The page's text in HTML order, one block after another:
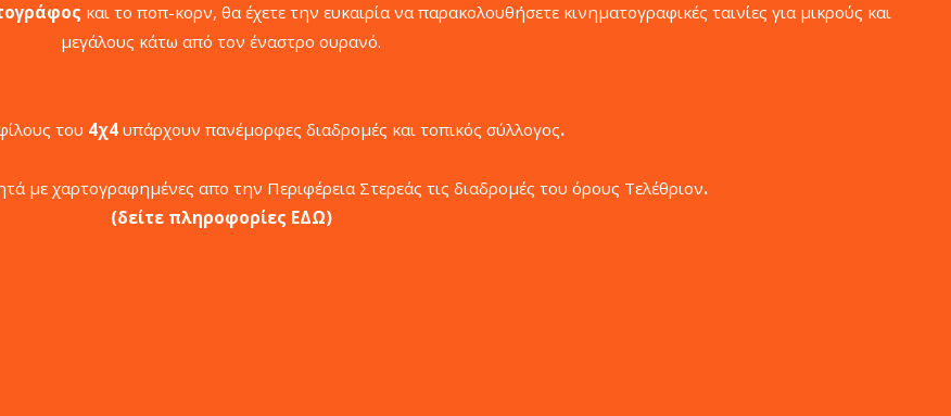
και το ποπ-κορν, θα έχετε την ευκαιρία να παρακολουθήσετε κινηματογραφικές ταινίες για μικρούς και
μεγάλους κάτω από τον έναστρο ουρανό.
του 4χ4 υπάρχουν πανέμορφες διαδρομές και τοπικός σύλλογος.
με χαρτογραφημένες απο την Περιφέρεια Στερεάς τις διαδρομές του όρους Τελέθριον.
(δείτε πληροφορίες ΕΔΩ)